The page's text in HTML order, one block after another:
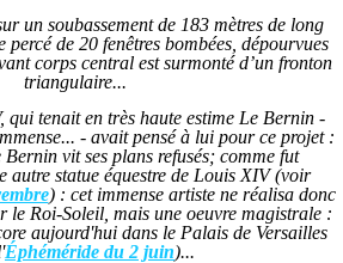
un soubassement de 183 mètres de long
percé de 20 fenêtres bombées, dépourvues
corps central est surmonté d’un fronton
triangulaire...
tenait en très haute estime Le Bernin -
- avait pensé à lui pour ce projet :
vit ses plans refusés; comme fut
autre statue équestre de Louis XIV(voir
) : cet immense artiste ne réalisa donc
le Roi-Soleil, mais une oeuvre magistrale :
aujourd'hui dans le Palais de Versailles
Éphéméride du 2 juin)...